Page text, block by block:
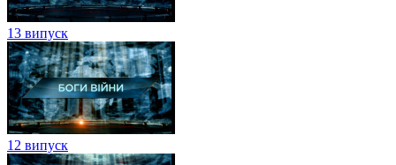
13 випуск
12 випуск